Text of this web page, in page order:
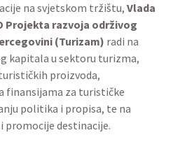
na svjetskom tržištu, Vlada
Projekta razvoja održivog
(Turizam) radi na
kapitala u sektoru turizma,
proizvoda,
finansijama za turističke
politika i propisa, te na
promocije destinacije.